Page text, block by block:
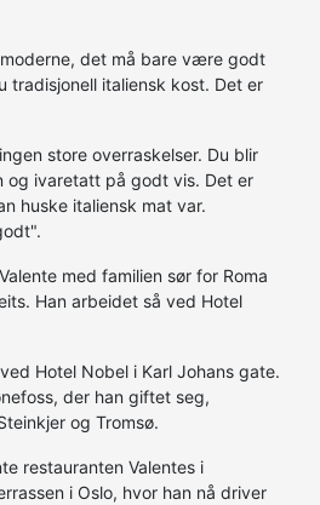
det må bare være godt
tradisjonell italiensk kost. Det er
store overraskelser. Du blir
og ivaretatt på godt vis. Det er
huske italiensk mat var.
med familien sør for Roma
Han arbeidet så ved Hotel
Hotel Nobel i Karl Johans gate.
der han giftet seg,
og Tromsø.
restauranten Valentes i
i Oslo, hvor han nå driver